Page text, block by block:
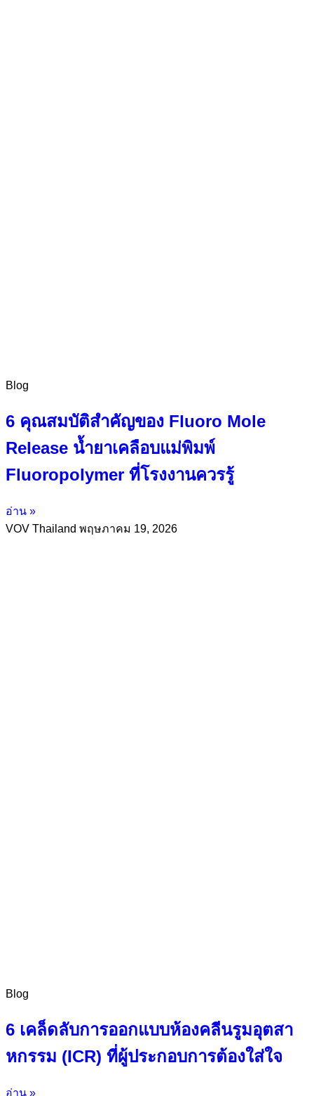
Blog
6 คุณสมบัติสำคัญของ Fluoro Mole
Release น้ำยาเคลือบแม่พิมพ์
Fluoropolymer ที่โรงงานควรรู้
อ่าน »
VOV Thailand พฤษภาคม 19, 2026
Blog
6 เคล็ดลับการออกแบบห้องคลีนรูมอุตสา
หกรรม (ICR) ที่ผู้ประกอบการต้องใส่ใจ
อ่าน »